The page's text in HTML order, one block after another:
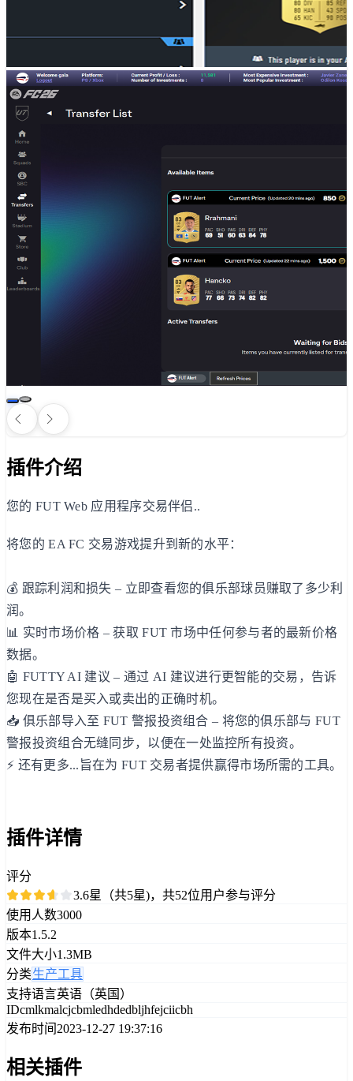
插件介绍
您的 FUT Web 应用程序交易伴侣..
将您的 EA FC 交易游戏提升到新的水平：
💰 跟踪利润和损失 – 立即查看您的俱乐部球员赚取了多少利
润。
📊 实时市场价格 – 获取 FUT 市场中任何参与者的最新价格
数据。
🤖 FUTTY AI 建议 – 通过 AI 建议进行更智能的交易，告诉
您现在是否是买入或卖出的正确时机。
📥 俱乐部导入至 FUT 警报投资组合 – 将您的俱乐部与 FUT
警报投资组合无缝同步，以便在一处监控所有投资。
⚡ 还有更多...旨在为 FUT 交易者提供赢得市场所需的工具。
插件详情
评分
3.6星（共5星)，共52位用户参与评分
使用人数3000
版本1.5.2
文件大小1.3MB
分类生产工具
支持语言英语（英国）
IDcmlkmalcjcbmledhdedbljhfejciicbh
发布时间 2023-12-27 19:37:16
相关插件